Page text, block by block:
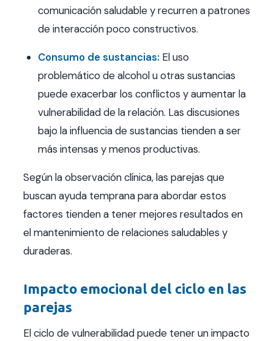
comunicación saludable y recurren a patrones
de interacción poco constructivos.
Consumo de sustancias: El uso
problemático de alcohol u otras sustancias
puede exacerbar los conflictos y aumentar la
vulnerabilidad de la relación. Las discusiones
bajo la influencia de sustancias tienden a ser
más intensas y menos productivas.
Según la observación clínica, las parejas que
buscan ayuda temprana para abordar estos
factores tienden a tener mejores resultados en
el mantenimiento de relaciones saludables y
duraderas.
Impacto emocional del ciclo en las
parejas
El ciclo de vulnerabilidad puede tener un impacto